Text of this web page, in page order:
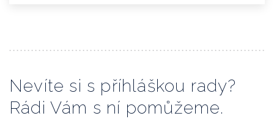
Nevíte si s příhláškou rady?
Rádi Vám s ní pomůžeme.